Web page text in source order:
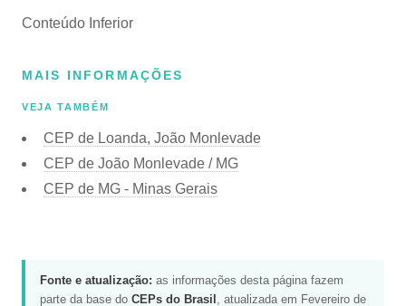
Conteúdo Inferior
MAIS INFORMAÇÕES
VEJA TAMBÉM
CEP de Loanda, João Monlevade
CEP de João Monlevade / MG
CEP de MG - Minas Gerais
Fonte e atualização: as informações desta página fazem
parte da base do CEPs do Brasil , atualizada em Fevereiro de